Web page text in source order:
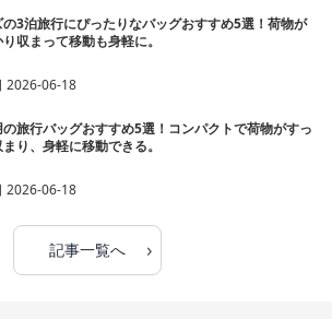
の3泊旅行にぴったりなバッグおすすめ5選！荷物が
収まって移動も身軽に。
2026-06-18
の旅行バッグおすすめ5選！コンパクトで荷物がすっ
り、身軽に移動できる。
2026-06-18
記事一覧へ ›